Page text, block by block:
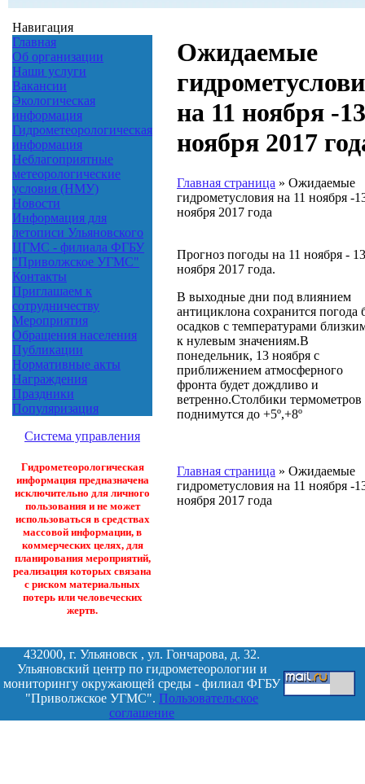
Навигация
Главная
Об организации
Наши услуги
Вакансии
Экологическая
информация
Гидрометеорологическая
информация
Неблагоприятные
метеорологические
условия (НМУ)
Новости
Информация для
летописи Ульяновского
ЦГМС - филиала ФГБУ
"Приволжское УГМС"
Контакты
Приглашаем к
сотрудничеству
Мероприятия
Обращения населения
Публикации
Нормативные акты
Награждения
Праздники
Популяризация
Система управления
Гидрометеорологическая
информация предназначена
исключительно для личного
пользования и не может
использоваться в средствах
массовой информации, в
коммерческих целях, для
планирования мероприятий,
реализация которых связана
с риском материальных
потерь или человеческих
жертв.
Ожидаемые
на 11 ноября -13
ноября 2017
Главная страница » Ожидаемые
гидрометусловия на 11 ноября -
ноября 2017 года
Прогноз погоды на 11 ноября - 13
ноября 2017 года.
В выходные дни под влиянием
антициклона сохранится погода
осадков с температурами
к нулевым значениям.В
понедельник, 13 ноября с
приближением атмосферного
фронта будет дождливо и
ветренно.Столбики термометров
поднимутся до +5º,+8º
Главная страница » Ожидаемые
гидрометусловия на 11 ноября -
ноября 2017 года
432000, г. Ульяновск , ул. Гончарова, д. 32.
Ульяновский центр по гидрометеорологии и
мониторингу окружающей среды - филиал ФГБУ
"Приволжское УГМС". Пользовательское
соглашение